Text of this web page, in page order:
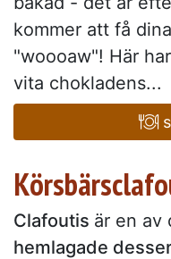
kommer att få
"woooaw"! Här
vita chokladens...
Clafoutis är en av
hemlagade